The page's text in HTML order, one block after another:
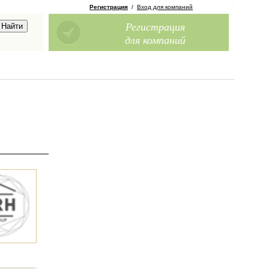
Регистрация / Вход для компаний
Регистрация
для компаний